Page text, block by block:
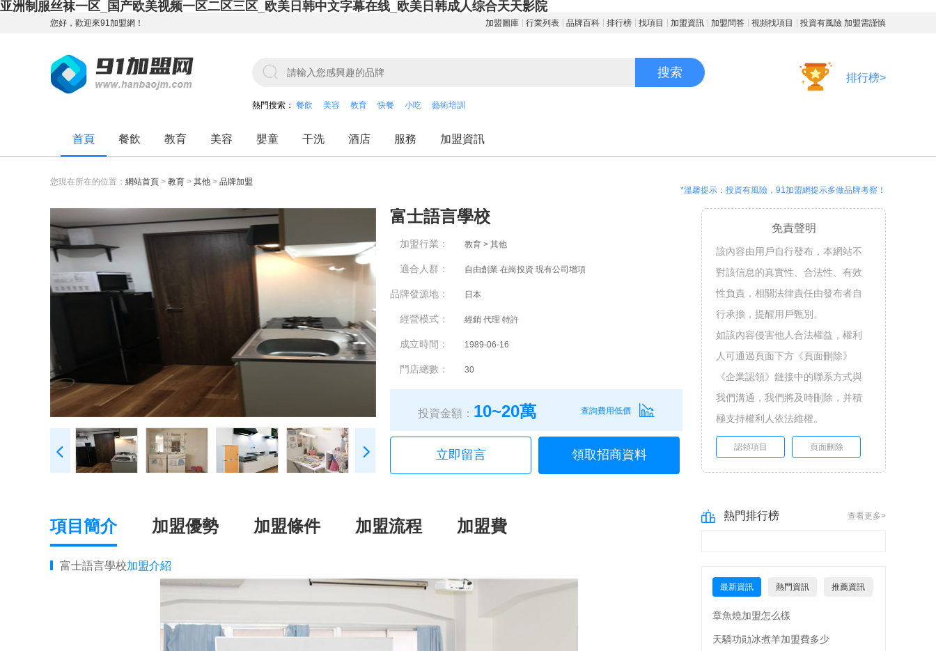
亚洲制服丝袜一区_国产欧美视频一区二区三区_欧美日韩中文字幕在线_欧美日韩成人综合天天影院
您好，歡迎來91加盟網！ 加盟圖庫 行業列表 品牌百科 排行榜 找項目 加盟資訊 加盟問答 視頻找項目 投資有風險 加盟需謹慎
搜索
熱門搜索： 餐飲 美容 教育 快餐 小吃 藝術培訓
排行榜>
首頁 餐飲 教育 美容 嬰童 干洗 酒店 服務 加盟資訊
您現在所在的位置： 網站首頁 > 教育 > 其他 > 品牌加盟
*溫馨提示：投資有風險，91加盟網提示多做品牌考察！
富士語言學校
加盟行業： 教育 > 其他
適合人群： 自由創業 在崗投資 現有公司增項
品牌發源地： 日本
經營模式： 經銷 代理 特許
成立時間： 1989-06-16
門店總數： 30
投資金額： 10~20萬 查詢費用低價
立即留言 領取招商資料
免責聲明
該內容由用戶自行發布，本網站不
對該信息的真實性、合法性、有效
性負責，相關法律責任由發布者自
行承擔，提醒用戶甄別。
如該內容侵害他人合法權益，權利
人可通過頁面下方《頁面刪除》
《企業認領》鏈接中的聯系方式與
我們溝通，我們將及時刪除，并積
極支持權利人依法維權。
認領項目 頁面刪除
項目簡介 加盟優勢 加盟條件 加盟流程 加盟費
富士語言學校加盟介紹
熱門排行榜 查看更多>
最新資訊 熱門資訊 推薦資訊
章魚燒加盟怎么樣
天驕功勛冰煮羊加盟費多少